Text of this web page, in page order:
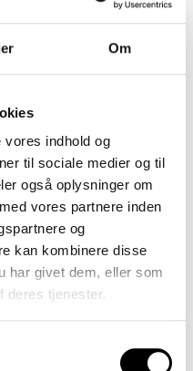
Om
indhold og
til sociale medier og til
også oplysninger om
vores partnere inden
og
kan kombinere disse
har givet dem, eller som
deres tjenester.
m2 m2